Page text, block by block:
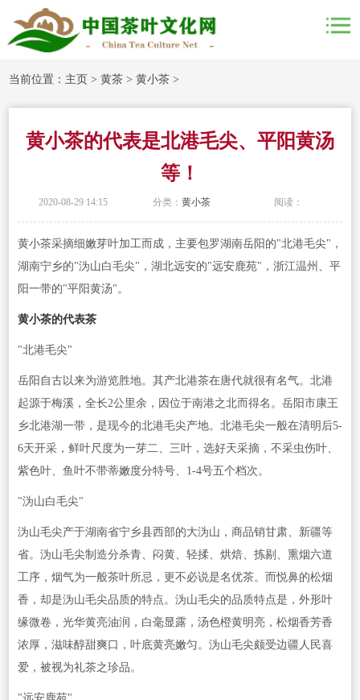
当前位置： 主页 >黄茶 >黄小茶 >
黄小茶的代表是北港毛尖、平阳黄汤
等！
2020-08-29 14:15 分类： 黄小茶 阅读：
黄小茶采摘细嫩芽叶加工而成，主要包罗湖南岳阳的"北港毛尖"，
湖南宁乡的"沩山白毛尖"，湖北远安的"远安鹿苑"，浙江温州、平
阳一带的"平阳黄汤"。
黄小茶的代表茶
"北港毛尖"
岳阳自古以来为游览胜地。其产北港茶在唐代就很有名气。北港
起源于梅溪，全长2公里余，因位于南港之北而得名。岳阳市康王
乡北港湖一带，是现今的北港毛尖产地。北港毛尖一般在清明后5-
6天开采，鲜叶尺度为一芽二、三叶，选好天采摘，不采虫伤叶、
紫色叶、鱼叶不带蒂嫩度分特号、1-4号五个档次。
"沩山白毛尖"
沩山毛尖产于湖南省宁乡县西部的大沩山，商品销甘肃、新疆等
省。沩山毛尖制造分杀青、闷黄、轻揉、烘焙、拣剔、熏烟六道
工序，烟气为一般茶叶所忌，更不必说是名优茶。而悦鼻的松烟
香，却是沩山毛尖品质的特点。沩山毛尖的品质特点是，外形叶
缘微卷，光华黄亮油润，白毫显露，汤色橙黄明亮，松烟香芳香
浓厚，滋味醇甜爽口，叶底黄亮嫩匀。沩山毛尖颇受边疆人民喜
爱，被视为礼茶之珍品。